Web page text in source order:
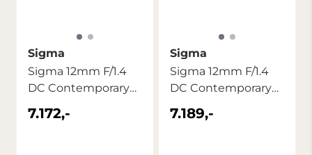
Sigma
Sigma 12mm F/1.4
DC Contemporary
Fuji X
7.172,-
Sigma
Sigma 12mm F/1.4
DC Contemporary
SONY E
7.189,-